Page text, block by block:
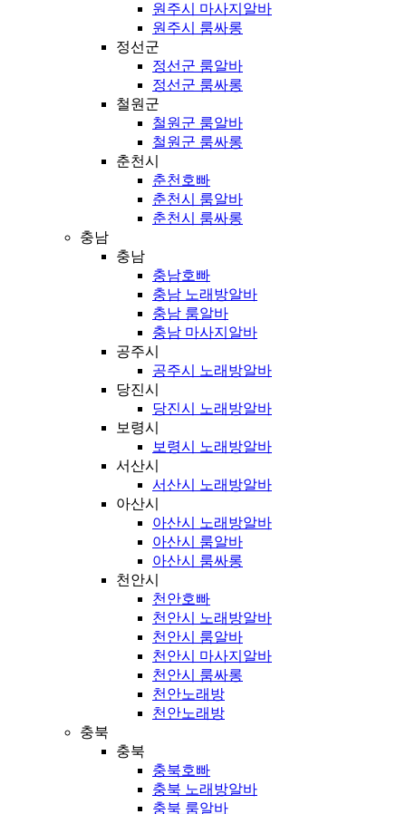
원주시 마사지알바
원주시 룸싸롱
정선군
정선군 룸알바
정선군 룸싸롱
철원군
철원군 룸알바
철원군 룸싸롱
춘천시
춘천호빠
춘천시 룸알바
춘천시 룸싸롱
충남
충남
충남호빠
충남 노래방알바
충남 룸알바
충남 마사지알바
공주시
공주시 노래방알바
당진시
당진시 노래방알바
보령시
보령시 노래방알바
서산시
서산시 노래방알바
아산시
아산시 노래방알바
아산시 룸알바
아산시 룸싸롱
천안시
천안호빠
천안시 노래방알바
천안시 룸알바
천안시 마사지알바
천안시 룸싸롱
천안노래방
천안노래방
충북
충북
충북호빠
충북 노래방알바
충북 룸알바